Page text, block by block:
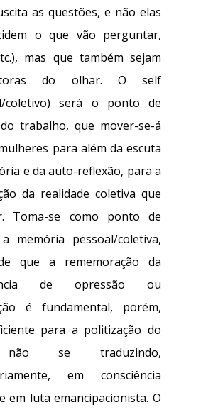
as questões, e não elas
o que vão perguntar,
mas que também sejam
do olhar. O self
coletivo) será o ponto de
trabalho, que mover-se-á
para além da escuta
e da auto-reflexão, para a
da realidade coletiva que
Toma-se como ponto de
memória pessoal/coletiva,
que a rememoração da
de opressão ou
é fundamental, porém,
para a politização do
se traduzindo,
em consciência
em luta emancipacionista. O